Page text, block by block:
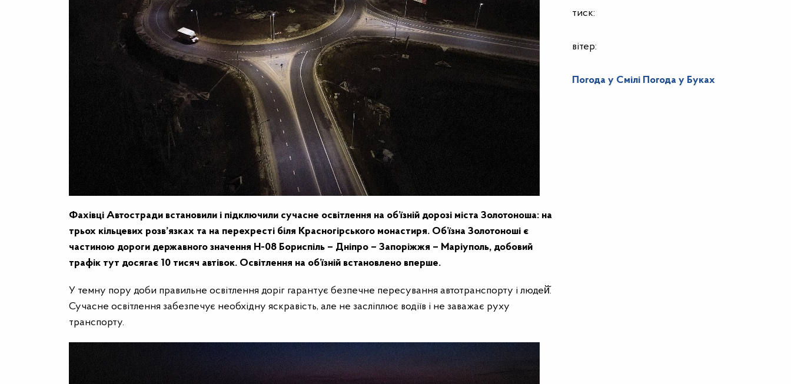
Фахівці Автостради встановили і підключили сучасне освітлення на об’їзній дорозі міста Золотоноша: на
трьох кільцевих розв’язках та на перехресті біля Красногірського монастиря. Об’їзна Золотоноші є
частиною дороги державного значення Н-08 Бориспіль – Дніпро – Запоріжжя – Маріуполь, добовий
трафік тут досягає 10 тисяч автівок. Освітлення на об’їзній встановлено вперше.
У темну пору доби правильне освітлення доріг гарантує безпечне пересування автотранспорту і людей̆.
Сучасне освітлення забезпечує необхідну яскравість, але не засліплює водіїв і не заважає руху
транспорту.
тиск:
вітер:
Погода у Смілі Погода у Буках